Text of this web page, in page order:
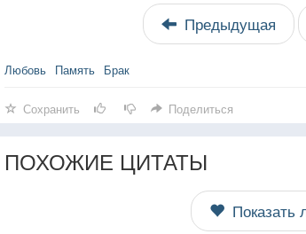
Предыдущая
Любовь Память Брак
Сохранить Поделиться
ПОХОЖИЕ ЦИТАТЫ
Показать